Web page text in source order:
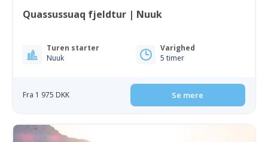
Quassussuaq fjeldtur | Nuuk
Turen starter
Nuuk
Varighed
5 timer
Fra 1 975 DKK Se mere